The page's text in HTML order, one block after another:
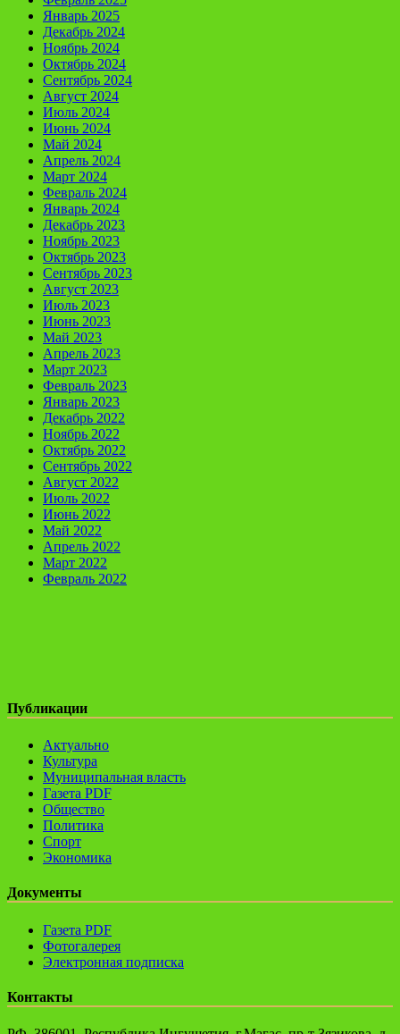
Январь 2025
Декабрь 2024
Ноябрь 2024
Октябрь 2024
Сентябрь 2024
Август 2024
Июль 2024
Июнь 2024
Май 2024
Апрель 2024
Март 2024
Февраль 2024
Январь 2024
Декабрь 2023
Ноябрь 2023
Октябрь 2023
Сентябрь 2023
Август 2023
Июль 2023
Июнь 2023
Май 2023
Апрель 2023
Март 2023
Февраль 2023
Январь 2023
Декабрь 2022
Ноябрь 2022
Октябрь 2022
Сентябрь 2022
Август 2022
Июль 2022
Июнь 2022
Май 2022
Апрель 2022
Март 2022
Февраль 2022
Публикации
Актуально
Культура
Муниципальная власть
Газета PDF
Общество
Политика
Спорт
Экономика
Документы
Газета PDF
Фотогалерея
Электронная подписка
Контакты